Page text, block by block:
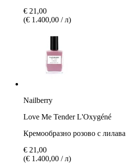
€ 21,00
(€ 1.400,00 / л)
Nailberry
Love Me Tender L'Oxygéné
Кремообразно розово с
€ 21,00
(€ 1.400,00 / л)